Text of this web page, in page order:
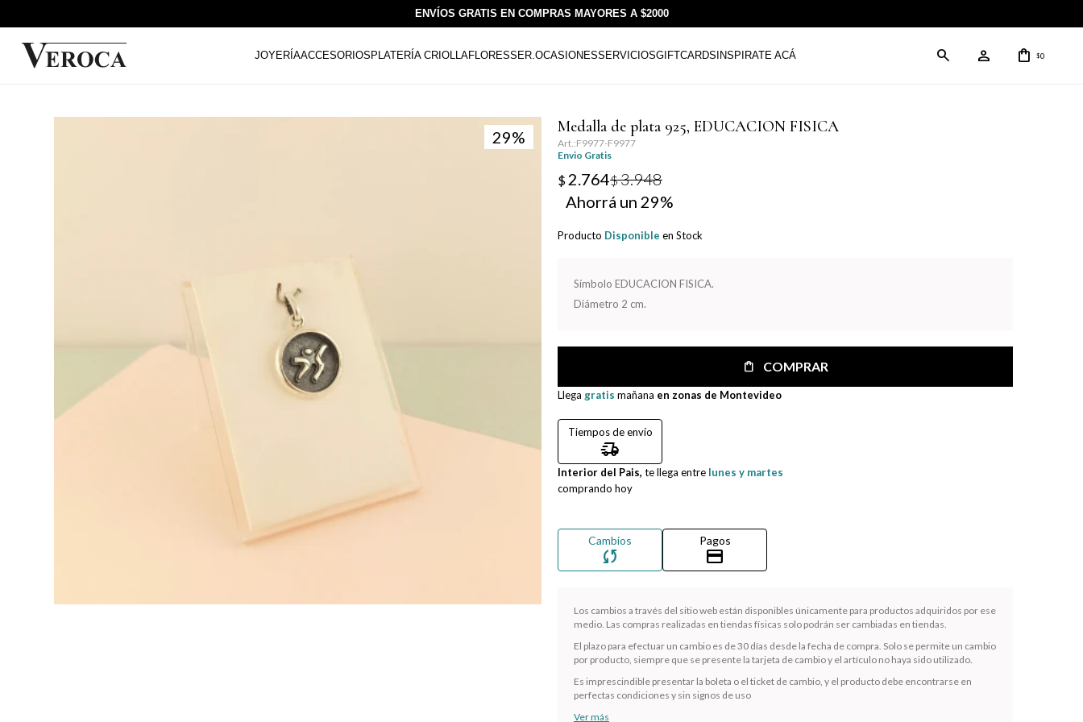
ENVÍOS GRATIS EN COMPRAS MAYORES A $2000
JOYERÍAACCESORIOS PLATERÍA CRIOLLAFLORESSER.OCASIONESSERVICIOSGIFTCARDS INSPIRATE ACÁ $0
29
Medalla de plata 925, EDUCACION FISICA
F9977-F9977
Envio Gratis
$ 2.764$3.948
29
Producto Disponible en Stock
Símbolo EDUCACION FISICA.
Diámetro 2 cm.
COMPRAR
Llega gratis mañana en zonas de Montevideo
Tiempos de envío
delivery_truck_speed
Interior del Pais, te llega entre lunes y martes
comprando hoy
Cambios
sync
Pagos
credit_card
Los cambios a través del sitio web están disponibles únicamente para productos adquiridos por ese
medio. Las compras realizadas en tiendas físicas solo podrán ser cambiadas en tiendas.
El plazo para efectuar un cambio es de 30 días desde la fecha de compra. Solo se permite un cambio
por producto, siempre que se presente la tarjeta de cambio y el artículo no haya sido utilizado.
Es imprescindible presentar la boleta o el ticket de cambio, y el producto debe encontrarse en
perfectas condiciones y sin signos de uso
Ver más